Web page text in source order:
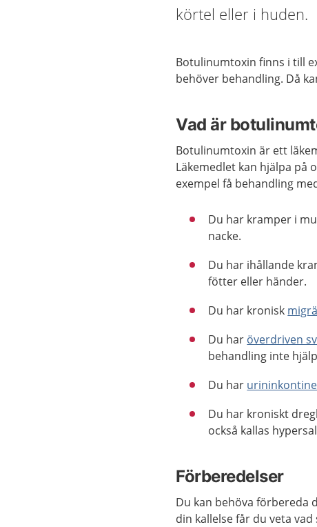
körtel eller i huden.
Botulinumtoxin finns i till
behöver behandling. Då
Vad är
Botulinumtoxin är ett
Läkemedlet kan hjälpa på
exempel få behandling
Du har kramper i
nacke.
Du har ihållande
fötter eller händer.
Du har kronisk
Du har överdriven
behandling inte
Du har
Du har kroniskt
också kallas
Förberedelser
Du kan behöva förbereda
din kallelse får du veta